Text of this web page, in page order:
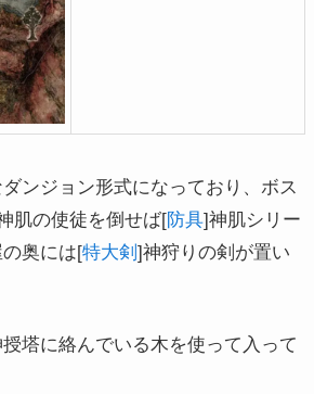
ンジョン形式になっており、ボス
肌の使徒を倒せば[防具]神肌シリー
奥には[特大剣 ]神狩りの剣が置い
塔に絡んでいる木を使って入って